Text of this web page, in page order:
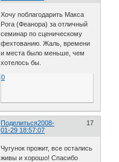
Хочу поблагодарить Макса
Рога (Феанора) за отличный
семинар по сценическому
фехтованию. Жаль, времени
и места было меньше, чем
хотелось бы.
0
Поделиться 17
2008-
01-29 18:57:07
Чугунок прожит, все остались
живы и хорошо! Спасибо